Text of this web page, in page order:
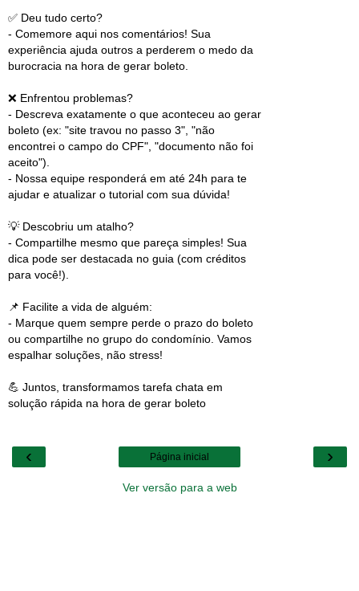
✅ Deu tudo certo?
- Comemore aqui nos comentários! Sua
experiência ajuda outros a perderem o medo da
burocracia na hora de gerar boleto.
❌ Enfrentou problemas?
- Descreva exatamente o que aconteceu ao gerar
boleto (ex: "site travou no passo 3", "não
encontrei o campo do CPF", "documento não foi
aceito").
- Nossa equipe responderá em até 24h para te
ajudar e atualizar o tutorial com sua dúvida!
💡 Descobriu um atalho?
- Compartilhe mesmo que pareça simples! Sua
dica pode ser destacada no guia (com créditos
para você!).
📌 Facilite a vida de alguém:
- Marque quem sempre perde o prazo do boleto
ou compartilhe no grupo do condomínio. Vamos
espalhar soluções, não stress!
💪 Juntos, transformamos tarefa chata em
solução rápida na hora de gerar boleto
‹ ›
Página inicial
Ver versão para a web